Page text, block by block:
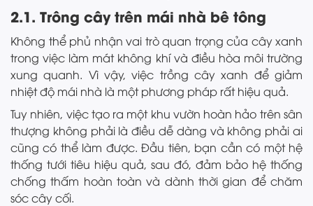
2.1. Trông cây trên mái nhà bê tông
Không thể phủ nhận vai trò quan trọng của cây xanh
trong việc làm mát không khí và điều hòa môi trường
xung quanh. Vì vậy, việc trồng cây xanh để giảm
nhiệt độ mái nhà là một phương pháp rất hiệu quả.
Tuy nhiên, việc tạo ra một khu vườn hoàn hảo trên sân
thượng không phải là điều dễ dàng và không phải ai
cũng có thể làm được. Đầu tiên, bạn cần có một hệ
thống tưới tiêu hiệu quả, sau đó, đảm bảo hệ thống
chống thấm hoàn toàn và dành thời gian để chăm
sóc cây cối.